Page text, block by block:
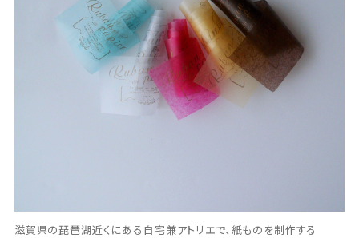
滋賀県の琵琶湖近くにある自宅兼アトリエで、紙ものを制作する